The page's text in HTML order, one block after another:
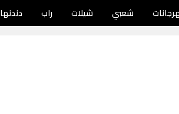
شعبي شيلات راب دندنها